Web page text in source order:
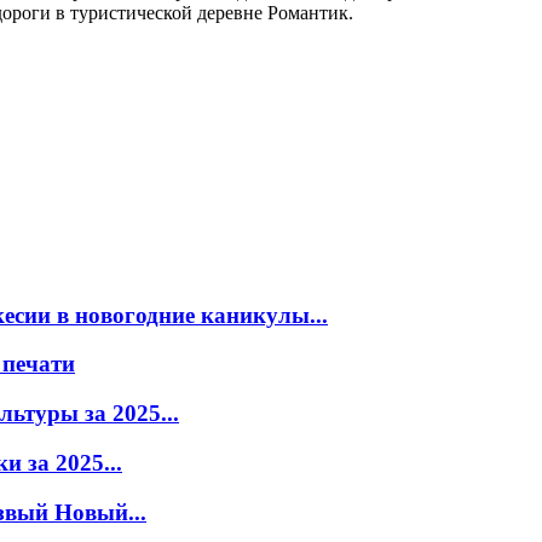
в туристической деревне Романтик.
в новогодние каникулы...
за 2025...
за 2025...
Новый...